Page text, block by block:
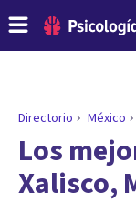
ENCONTRAR MI
psicólogo
Responde a
Directorio México
Los
Xalisco,